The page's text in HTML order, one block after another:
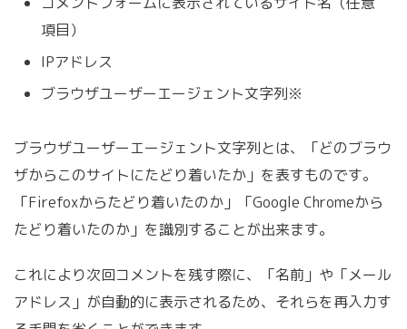
項目）
IPアドレス
ブラウザユーザーエージェント文字列※
ブラウザユーザーエージェント文字列とは、「どのブラウ
ザからこのサイトにたどり着いたか」を表すものです。
「Firefoxからたどり着いたのか」「Google Chromeから
たどり着いたのか」を識別することが出来ます。
これにより次回コメントを残す際に、「名前」や「メール
アドレス」が自動的に表示されるため、それらを再入力す